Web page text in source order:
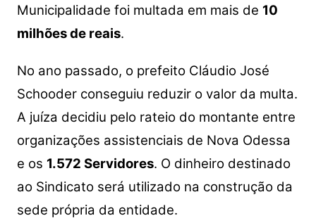
Municipalidade foi multada em mais de 10
milhões de reais.
No ano passado, o prefeito Cláudio José
Schooder conseguiu reduzir o valor da multa.
A juíza decidiu pelo rateio do montante entre
organizações assistenciais de Nova Odessa
e os 1.572 Servidores. O dinheiro destinado
ao Sindicato será utilizado na construção da
sede própria da entidade.